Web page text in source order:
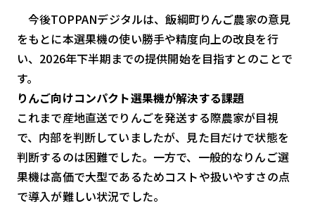
カメラ
Wi-Fi
SaaS
AI
おすすめ
SIM
スマホ
今後TOPPANデジタルは、飯綱町りんご農家の意見
をもとに本選果機の使い勝手や精度向上の改良を行
い、2026年下半期までの提供開始を目指すとのことで
す。
りんご向けコンパクト選果機が解決する課題
これまで産地直送でりんごを発送する際農家が目視
で、内部を判断していましたが、見た目だけで状態を
判断するのは困難でした。一方で、一般的なりんご選
果機は高価で大型であるためコストや扱いやすさの点
で導入が難しい状況でした。